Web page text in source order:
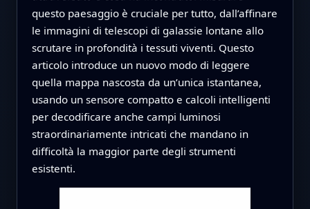
questo paesaggio è cruciale per tutto, dall’affinare
le immagini di telescopi di galassie lontane allo
scrutare in profondità i tessuti viventi. Questo
articolo introduce un nuovo modo di leggere
quella mappa nascosta da un’unica istantanea,
usando un sensore compatto e calcoli intelligenti
per decodificare anche campi luminosi
straordinariamente intricati che mandano in
difficoltà la maggior parte degli strumenti
esistenti.